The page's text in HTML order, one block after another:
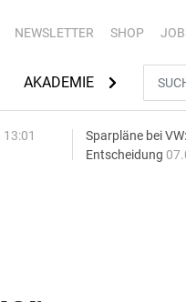
NEWSLETTER SHOP
AKADEMIE
Sparpläne bei
Entscheidung